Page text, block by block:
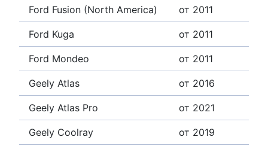
Ford Fusion (North America) от 2011
Ford Kuga от 2011
Ford Mondeo от 2011
Geely Atlas от 2016
Geely Atlas Pro от 2021
Geely Coolray от 2019